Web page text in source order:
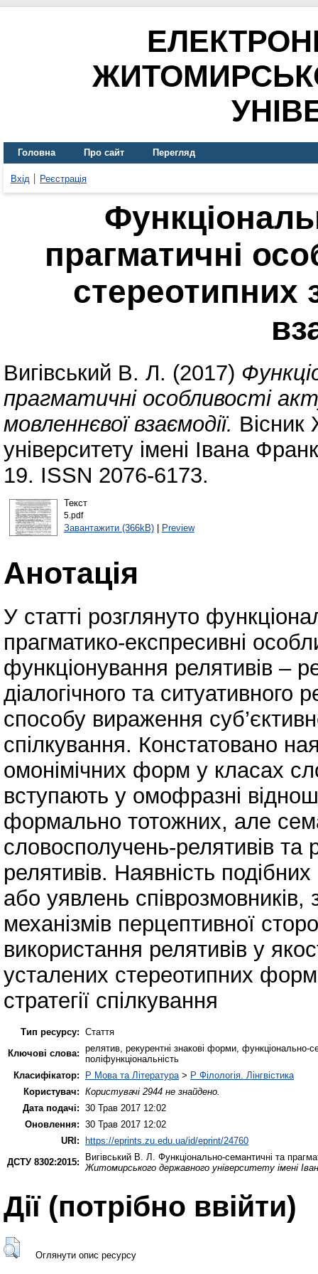
Головна Про сайт Перегляд
Вхід Реєстрація
прагматичні
стереотипних
Вигівський В. Л. (2017)
прагматичні особливості
мовленнєвої взаємодії. Вісник
університету імені Івана
19. ISSN 2076-6173.
Текст
5.pdf
Завантажити (366kB)| Preview
Анотація
У статті розглянуто
прагматико-експресивні
функціонування релятивів –
діалогічного та ситуативного
способу вираження
спілкування. Констатовано
омонімічних форм у класах
вступають у омофразні
формально тотожних, але
словосполучень-релятивів та
релятивів. Наявність
або уявлень співрозмовників,
механізмів перцептивної
використання релятивів у
усталених стереотипних
стратегії спілкування
Тип ресурсу: Стаття
Ключові слова: релятив, рекурентні знакові форми, функціонально-
поліфункціональність
Класифікатор:
P Мова та Література > P Філологія. Лінгвістика
Користувач: Користувачі 2944 не знайдено.
Дата подачі: 30 Трав 2017 12:02
Оновлення: 30 Трав 2017 12:02
URI: https://eprints.zu.edu.ua/id/eprint/24760
ДСТУ 8302:2015:
Вигівський В. Л. Функціонально-семантичні та
Житомирського державного університету імені
Дії ​​(потрібно ввійти)
Оглянути опис ресурсу